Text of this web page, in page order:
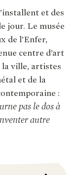
et des
jour. Le musée
de l’Enfer,
centre d’art
la ville, artistes
et de la
:
pas le dos à
autre